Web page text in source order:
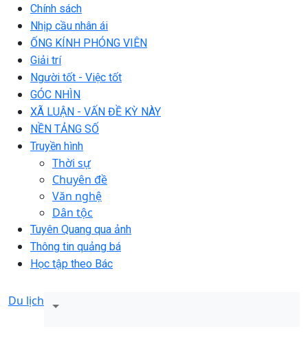
Chính sách
Nhịp cầu nhân ái
ỐNG KÍNH PHÓNG VIÊN
Giải trí
Người tốt - Việc tốt
GÓC NHÌN
XÃ LUẬN - VẤN ĐỀ KỲ NÀY
NỀN TẢNG SỐ
Truyền hình
Thời sự
Chuyên đề
Văn nghệ
Dân tộc
Tuyên Quang qua ảnh
Thông tin quảng bá
Học tập theo Bác
Du lịch